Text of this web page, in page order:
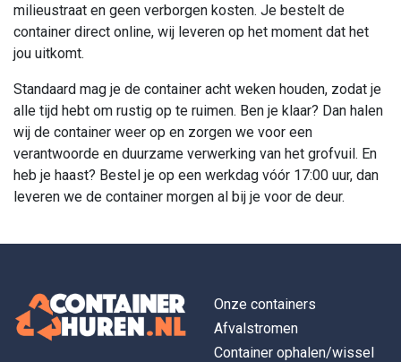
milieustraat en geen verborgen kosten. Je bestelt de
container direct online, wij leveren op het moment dat het
jou uitkomt.
Standaard mag je de container acht weken houden, zodat je
alle tijd hebt om rustig op te ruimen. Ben je klaar? Dan halen
wij de container weer op en zorgen we voor een
verantwoorde en duurzame verwerking van het grofvuil. En
heb je haast? Bestel je op een werkdag vóór 17:00 uur, dan
leveren we de container morgen al bij je voor de deur.
Onze containers
Afvalstromen
Container ophalen/wissel